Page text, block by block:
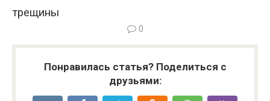
трещины
0
Понравилась статья? Поделиться с
друзьями: